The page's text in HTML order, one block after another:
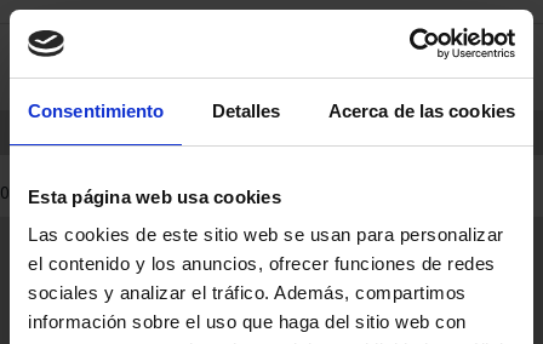
Consentimiento Detalles Acerca de las cookies
Esta página web usa cookies
Las cookies de este sitio web se usan para personalizar
el contenido y los anuncios, ofrecer funciones de redes
sociales y analizar el tráfico. Además, compartimos
información sobre el uso que haga del sitio web con
saltar
contenido
Saltar
men
0
0 Productos encontrados
Información General
Contacto
Preguntas Frequentes (FAQs)